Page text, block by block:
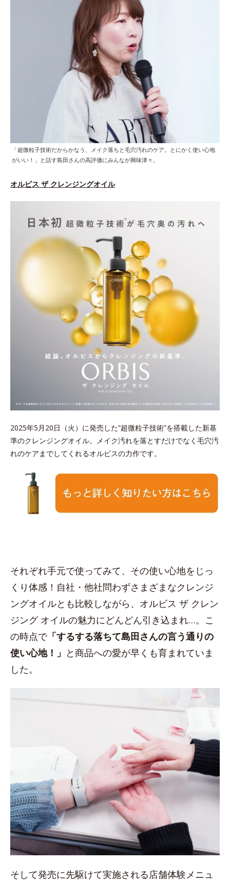
「超微粒子技術だからかなう、メイク落ちと毛穴汚れのケア。とにかく使い心地
がいい！」と話す島田さんの高評価にみんなが興味津々。
オルビス ザ クレンジングオイル
2025年5月20日（火）に発売した“超微粒子技術”を搭載した新基
準のクレンジングオイル。メイク汚れを落とすだけでなく毛穴汚
れのケアまでしてくれるオルビスの力作です。
それぞれ手元で使ってみて、その使い心地をじっ
くり体感！自社・他社問わずさまざまなクレンジ
ングオイルとも比較しながら、オルビス ザ クレン
ジング オイルの魅力にどんどん引き込まれ…。こ
の時点で「するする落ちて島田さんの言う通りの
使い心地！」 と商品への愛が早くも育まれていま
した。
そして発売に先駆けて実施される店舗体験メニュ